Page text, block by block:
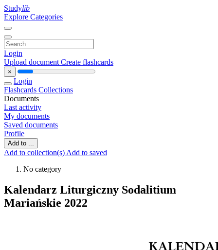
Studylib
Explore Categories
Login
Upload document Create flashcards
×
Login
Flashcards Collections
Documents
Last activity
My documents
Saved documents
Profile
Add to ...
Add to collection(s) Add to saved
No category
Kalendarz Liturgiczny Sodalitium
Mariańskie 2022